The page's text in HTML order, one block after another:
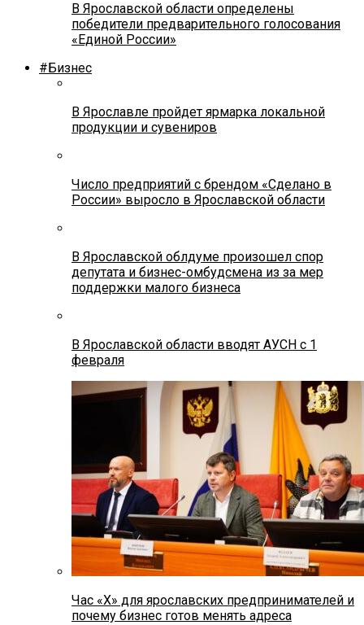
В Ярославской области определены
победители предварительного голосования
«Единой России»
#Бизнес
В Ярославле пройдет ярмарка локальной
продукции и сувениров
Число предприятий с брендом «Сделано в
России» выросло в Ярославской области
В Ярославской облдуме произошел спор
депутата и бизнес-омбудсмена из за мер
поддержки малого бизнеса
В Ярославской области вводят АУСН с 1
февраля
Час «Х» для ярославских предпринимателей и
почему бизнес готов менять адреса